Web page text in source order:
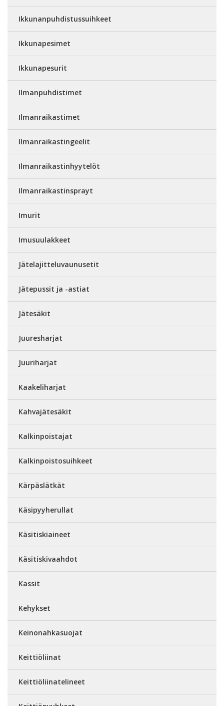
Ikkunanpuhdistussuihkeet
Ikkunapesimet
Ikkunapesurit
Ilmanpuhdistimet
Ilmanraikastimet
Ilmanraikastingeelit
Ilmanraikastinhyytelöt
Ilmanraikastinsprayt
Imurit
Imusuulakkeet
Jätelajitteluvaunusetit
Jätepussit ja -astiat
Jätesäkit
Juuresharjat
Juuriharjat
Kaakeliharjat
Kahvajätesäkit
Kalkinpoistajat
Kalkinpoistosuihkeet
Kärpäslätkät
Käsipyyherullat
Käsitiskiaineet
Käsitiskivaahdot
Kassit
Kehykset
Keinonahkasuojat
Keittiöliinat
Keittiöliinatelineet